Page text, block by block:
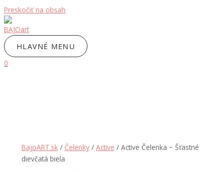
Preskočiť na obsah
HLAVNÉ MENU
0
BajoART.sk/ Čelenky/ Active / Active Čelenka ~ Šťastné
dievčatá biela